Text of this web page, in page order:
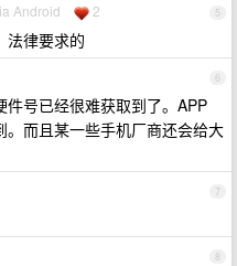
5
Android 2
法律要求的
6
号已经很难获取到了。APP
而且某一些手机厂商还会给大
7
8